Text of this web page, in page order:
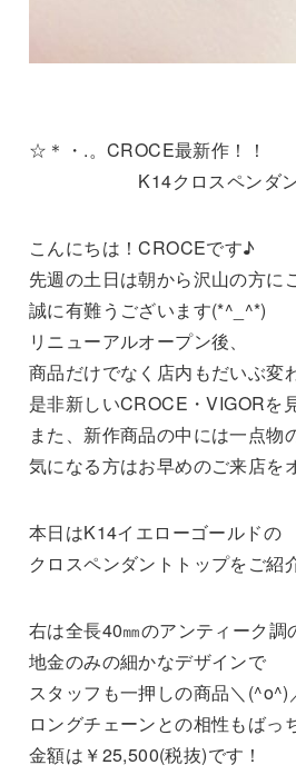
☆＊・.。CROCE最新作！！
K14クロスペンダント
こんにちは！CROCEです♪
先週の土日は朝から沢山の方に
誠に有難うございます(*^_^*)
リニューアルオープン後、
商品だけでなく店内もだいぶ変
是非新しいCROCE・VIGORを
また、新作商品の中には一点物
気になる方はお早めのご来店を
本日はK14イエローゴールドの
クロスペンダントトップをご紹
右は全長40㎜のアンティーク
地金のみの細かなデザインで
スタッフも一押しの商品＼(^o^)
ロングチェーンとの相性もばっ
金額は￥25,500(税抜)です！